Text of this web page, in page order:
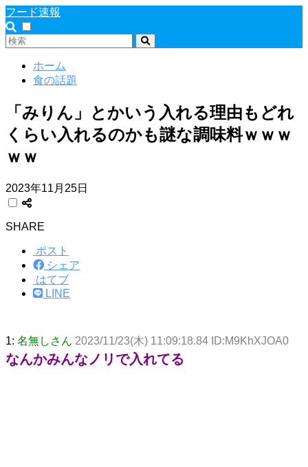
フード速報
ホーム
食の話題
「みりん」とかいう入れる理由もどれ
くらい入れるのかも謎な調味料ｗｗｗ
ｗｗ
2023年11月25日
SHARE
ポスト
シェア
はてブ
LINE
1: 名無しさん 2023/11/23(木) 11:09:18.84 ID:M9KhXJOA0
なんかみんなノリで入れてる